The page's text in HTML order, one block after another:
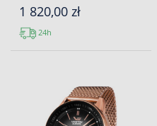
1 820,00 zł
24h